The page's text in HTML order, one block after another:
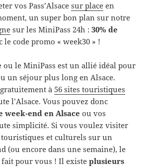
vos Pass’Alsacesur place en
un super bon plan sur notre
sur les MiniPass 24h :30% de
le code promo « week30 » !
ou le MiniPass est un allié idéal pour
un séjour plus long en Alsace.
à 56 sites touristiques
l’Alsace. Vous pouvez donc
end en Alsace ou vos
simplicité. Si vous voulez visiter
et culturels sur un
(ou encore dans une semaine), le
fait pour vous ! Il existeplusieurs